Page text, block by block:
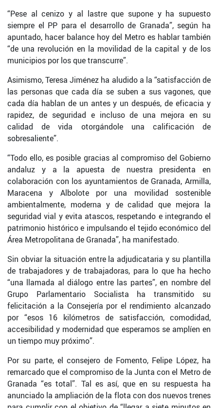
“Pese al cenizo y al lastre que supone y ha supuesto
siempre el PP para el desarrollo de Granada”, según ha
apuntado, hacer balance hoy del Metro es hablar también
“de una revolución en la movilidad de la capital y de los
municipios por los que transcurre”.
Asimismo, Teresa Jiménez ha aludido a la “satisfacción de
las personas que cada día se suben a sus vagones, que
cada día hablan de un antes y un después, de eficacia y
rapidez, de seguridad e incluso de una mejora en su
calidad de vida otorgándole una calificación de
sobresaliente”.
“Todo ello, es posible gracias al compromiso del Gobierno
andaluz y a la apuesta de nuestra presidenta en
colaboración con los ayuntamientos de Granada, Armilla,
Maracena y Albolote por una movilidad sostenible
ambientalmente, moderna y de calidad que mejora la
seguridad vial y evita atascos, respetando e integrando el
patrimonio histórico e impulsando el tejido económico del
Área Metropolitana de Granada”, ha manifestado.
Sin obviar la situación entre la adjudicataria y su plantilla
de trabajadores y de trabajadoras, para lo que ha hecho
“una llamada al diálogo entre las partes”, en nombre del
Grupo Parlamentario Socialista ha transmitido su
felicitación a la Consejería por el rendimiento alcanzado
por “esos 16 kilómetros de satisfacción, comodidad,
accesibilidad y modernidad que esperamos se amplíen en
un tiempo muy próximo”.
Por su parte, el consejero de Fomento, Felipe López, ha
remarcado que el compromiso de la Junta con el Metro de
Granada “es total”. Tal es así, que en su respuesta ha
anunciado la ampliación de la flota con dos nuevos trenes